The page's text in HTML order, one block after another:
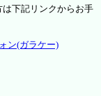
下記リンクからお手
ン(ガラケー)